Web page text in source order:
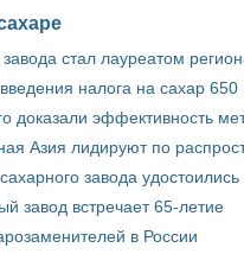
стал лауреатом
налога на сахар
доказали эффективность
Азия лидируют по
завода удостоились
завод встречает 65-летие
в России